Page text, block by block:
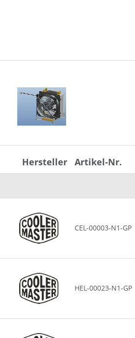
Hersteller Artikel-Nr.
CEL-00003-N1-GP
HEL-00023-N1-GP